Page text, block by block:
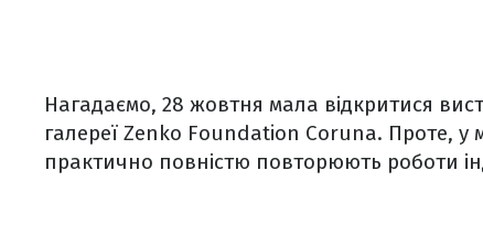
Нагадаємо, 28 жовтня мала відкритися
галереї Zenko Foundation Coruna. Проте,
практично повністю повторюють роботи